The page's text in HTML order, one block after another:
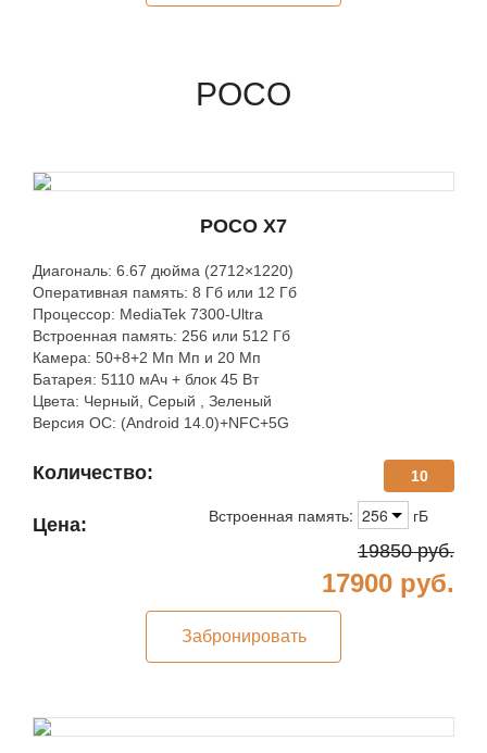
POCO
POCO X7
Диагональ: 6.67 дюйма (2712×1220)
Оперативная память: 8 Гб или 12 Гб
Процессор: MediaTek 7300-Ultra
Встроенная память: 256 или 512 Гб
Камера: 50+8+2 Мп Мп и 20 Мп
Батарея: 5110 мАч + блок 45 Вт
Цвета: Черный, Серый , Зеленый
Версия ОС: (Android 14.0)+NFC+5G
Количество: 10
Встроенная память: 256 гБ
Цена:
19850руб.
17900руб.
Забронировать